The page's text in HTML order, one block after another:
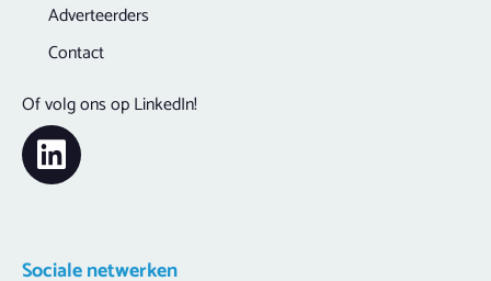
Sociale netwerken
Adverteerders
Contact
Of volg ons op LinkedIn!